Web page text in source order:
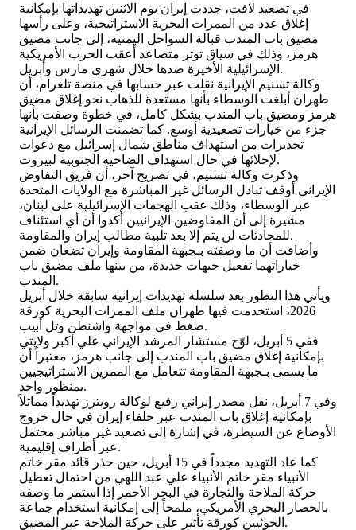
في تصعيد لافت، جددت إيران يوم الاثنين تهديداتها بإمكانية
إغلاق عدد من الممرات البحرية الاستراتيجية، وعلى رأسها
مضيق باب المندب قبالة السواحل اليمنية، إلى جانب مضيق
هرمز، وذلك في سياق توتر متصاعد أعقب الحرب الأمريكية
الإسرائيلية الأخيرة ضدها خلال شهري مارس وأبريل.
وكالة تسنيم الإيرانية نقلت عبر حسابها في منصة تلغرام، أن
طهران أبلغت الوسطاء بأنها مستعدة للذهاب نحو إغلاق مضيق
هرمز ومضيق باب المندب بشكل كامل، في خطوة وصفت بأنها
جزء من خيارات تصعيدية أوسع. كما تضمنت الرسائل الإيرانية
تحذيرات من استهداف مناطق شمال إسرائيل مع دعوات
لإخلائها في حال استهداف الضاحية الجنوبية لبيروت.
وذكرت وكالة تسنيم، في تصريح آخر، أن فريق التفاوض
الإيراني أوقف تبادل الرسائل غير المباشرة مع الولايات المتحدة
عبر الوسطاء، وذلك عقب الهجمات الإسرائيلية على لبنان،
مشيرة إلى أن المفاوضين الإيرانيين أكدوا أن أي استئناف
للمحادثات لن يتم إلا بعد تلبية مطالب إيران والمقاومة.
وأضافت أن ما وصفته بـجبهة المقاومة وإيران تضعان ضمن
خياراتهما تفعيل جبهات جديدة، من بينها ملف مضيق باب
المندب.
ويأتي هذا التطور بعد سلسلة تهديدات إيرانية سابقة خلال أبريل
2026، استخدمت فيها طهران ملف الممرات البحرية كورقة
ضغط في مواجهة واشنطن وتل أبيب.
ففي 5 أبريل، لوّح مستشار المرشد الإيراني علي أكبر ولايتي
بإمكانية إغلاق مضيق باب المندب إلى جانب هرمز، معتبراً أن
ما يسمى بـجبهة المقاومة تتعامل مع الممرين الاستراتيجيين
بمنظور واحد.
وفي 7 أبريل، نقل مصدر إيراني رفيع لوكالة رويترز تهديداً مماثلاً
بإمكانية إغلاق باب المندب عبر حلفاء إيران في حال خروج
الأوضاع عن السيطرة، في إشارة إلى تصعيد غير مباشر محتمل
عبر أطراف إقليمية.
كما عاد التهديد مجدداً في 15 أبريل، حين حذر قائد مقر خاتم
الأنبياء مقر خاتم الأنبياء علي عبد اللهي من احتمال تعطيل
حركة الملاحة والتجارة في البحر الأحمر إذا استمر ما وصفه
بالحصار البحري الأمريكي، ملمحاً إلى إمكانية استخدام جماعة
الحوثيين كورقة تأثير على حركة الملاحة عبر المضيق.